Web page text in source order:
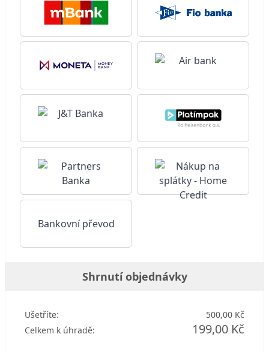
Bankovní převod
Shrnutí objednávky
Ušetříte:
500,00 Kč
Celkem k úhradě:
199,00 Kč